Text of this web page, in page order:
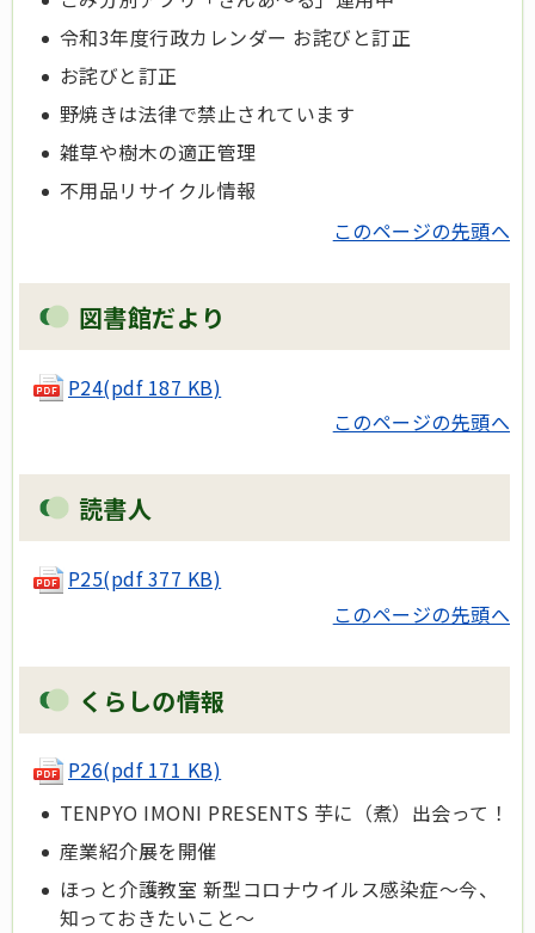
令和3年度行政カレンダー お詫びと訂正
お詫びと訂正
野焼きは法律で禁止されています
雑草や樹木の適正管理
不用品リサイクル情報
このページの先頭へ
図書館だより
P24(pdf 187 KB)
このページの先頭へ
読書人
P25(pdf 377 KB)
このページの先頭へ
くらしの情報
P26(pdf 171 KB)
TENPYO IMONI PRESENTS 芋に（煮）出会って！
産業紹介展を開催
ほっと介護教室 新型コロナウイルス感染症～今、
知っておきたいこと～